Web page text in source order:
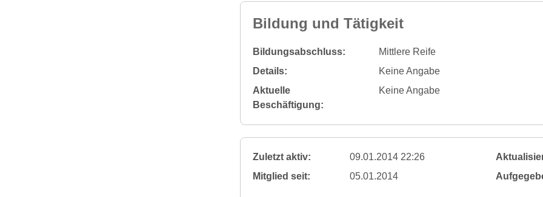
Bildung und Tätigkeit
Bildungsabschluss:
Mittlere Reife
Details:
Keine Angabe
Aktuelle
Beschäftigung:
Keine Angabe
Zuletzt aktiv: 09.01.2014 22:26
Mitglied seit:
05.01.2014